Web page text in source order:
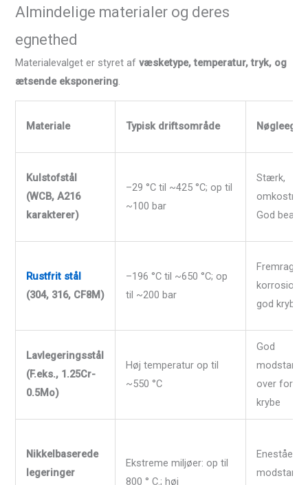
Almindelige materialer og deres
egnethed
Materialevalget er styret afvæsketype, temperatur, tryk, og
ætsende eksponering.
Materiale Typisk driftsområde
Kulstofstål
(WCB, A216
karakterer)
–29 °C til ~425 °C; op til
~100 bar
Stærk,
God
Rustfrit stål
(304, 316, CF8M)
–196 °C til ~650 °C; op
til ~200 bar
god
Lavlegeringsstål
(F.eks., 1.25Cr-
0.5Mo)
Høj temperatur op til
~550 °C
God
over for
krybe
Nikkelbaserede
legeringer
Ekstreme miljøer: op til
800 ° C.; høj